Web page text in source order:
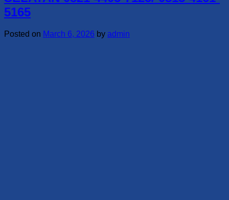
5165
Posted on March 6, 2026 by admin